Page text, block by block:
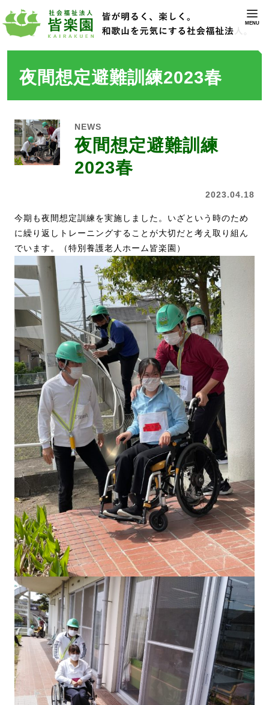
MENU
夜間想定避難訓練2023春
NEWS
夜間想定避難訓練
2023春
2023.04.18
今期も夜間想定訓練を実施しました。いざという時のため
に繰り返しトレーニングすることが大切だと考え取り組ん
でいます。（特別養護老人ホーム皆楽園）